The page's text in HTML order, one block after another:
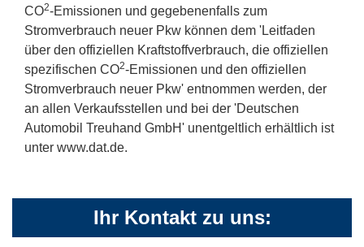
CO2-Emissionen und gegebenenfalls zum
Stromverbrauch neuer Pkw können dem 'Leitfaden
über den offiziellen Kraftstoffverbrauch, die offiziellen
spezifischen CO2-Emissionen und den offiziellen
Stromverbrauch neuer Pkw' entnommen werden, der
an allen Verkaufsstellen und bei der 'Deutschen
Automobil Treuhand GmbH' unentgeltlich erhältlich ist
unter www.dat.de.
Ihr Kontakt zu uns: